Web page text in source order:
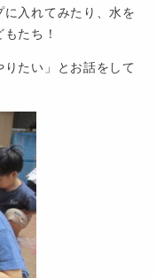
入れてみたり、水を
たち！
たい」とお話をして